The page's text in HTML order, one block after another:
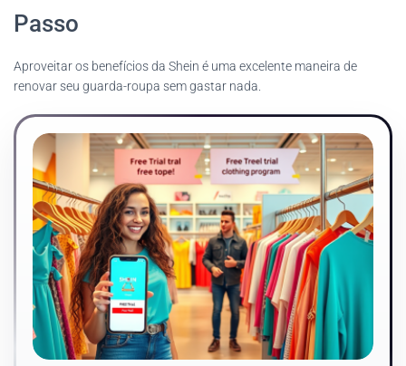
Passo
Aproveitar os benefícios da Shein é uma excelente maneira de
renovar seu guarda-roupa sem gastar nada.